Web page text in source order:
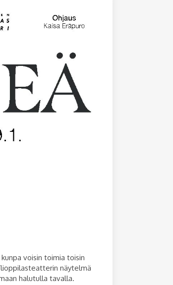
voisin toimia toisin
näytelmä
halutulla tavalla.